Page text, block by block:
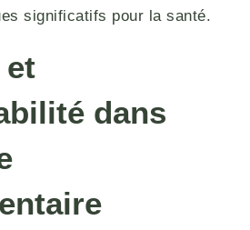
significatifs pour la santé.
et
dans